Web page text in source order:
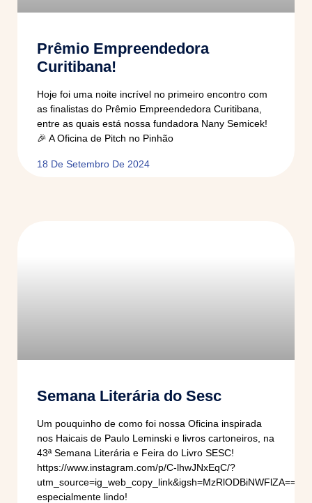
Prêmio Empreendedora
Curitibana!
Hoje foi uma noite incrível no primeiro encontro com
as finalistas do Prêmio Empreendedora Curitibana,
entre as quais está nossa fundadora Nany Semicek!
🎉 A Oficina de Pitch no Pinhão
18 De Setembro De 2024
Semana Literária do Sesc
Um pouquinho de como foi nossa Oficina inspirada
nos Haicais de Paulo Leminski e livros cartoneiros, na
43ª Semana Literária e Feira do Livro SESC!
https://www.instagram.com/p/C-lhwJNxEqC/?
utm_source=ig_web_copy_link&igsh=MzRlODBiNWFlZA==Foi
especialmente lindo!